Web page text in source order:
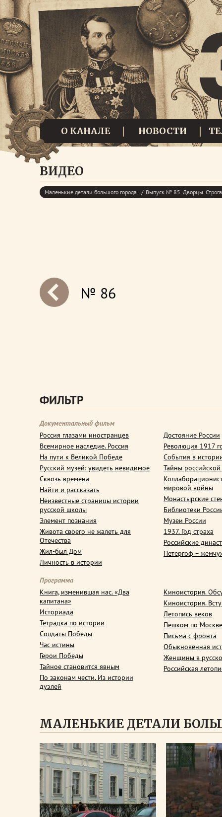
О КАНАЛЕ НОВОСТИ
ВИДЕО
Маленькие детали большого города Выпуск № 85. Дворцы.
№ 86
ФИЛЬТР
Документальный фильм
Россия глазами иностранцев
Всемирное наследие. Россия
На пути к Великой Победе
Русский музей: увидеть невидимое
Сквозь времена
Найти и рассказать
Неизвестные страницы истории
русской школы
Элемент познания
Живота своего не жалеть для
Отечества
Жил-был Дом
Личность в истории
Достояние России
Революция 1917
События в
Тайны
мировой войны
Монастырские
Библиотеки
Музеи России
1937. Год страха
Российские
Петергоф –
Программа
Книга, изменившая нас. «Два
капитана»
Историада
Тетрадка по истории
Солдаты Победы
Час истины
Герои Победы
Тайное становится явным
По законам чести. Из истории
дуэлей
Киноистория.
Киноистория.
Летопись веков
Пешком по Москве
Письма с фронта
Обыкновенная
Женщины в
Российская
МАЛЕНЬКИЕ ДЕТАЛИ